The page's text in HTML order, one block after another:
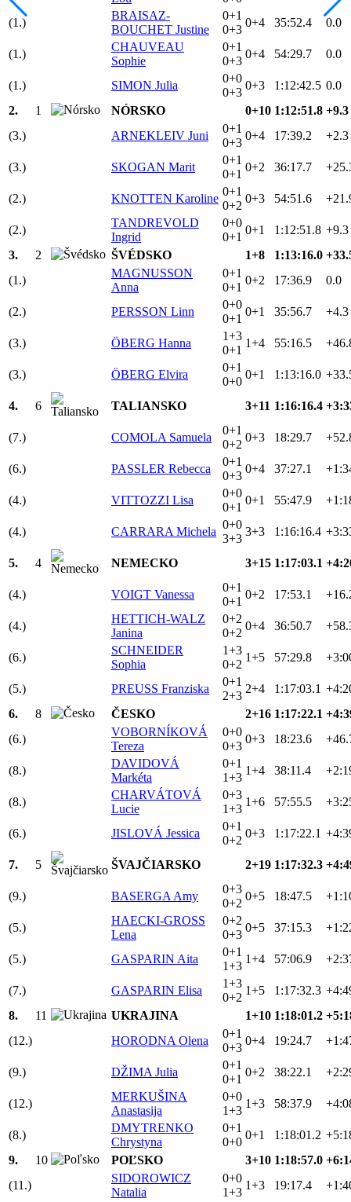
(1.)
BRAISAZ-
BOUCHET Justine
0+1
0+3
0+4 35:52.4 0.0
(1.)
CHAUVEAU
Sophie
0+1
0+3
0+4 54:29.7 0.0
(1.) SIMON Julia
0+0
0+3
0+3 1:12:42.5 0.0
2.
1 NÓRSKO 0+10 1:12:51.8 +9.3
(3.)
ARNEKLEIV Juni
0+1
0+3
0+4 17:39.2 +2.3
(3.) SKOGAN Marit
0+1
0+1
0+2 36:17.7
(2.) KNOTTEN Karoline
0+1
0+2
0+3 54:51.6
(2.)
TANDREVOLD
Ingrid
0+0
0+1
0+1 1:12:51.8 +9.3
3.
2 ŠVÉDSKO 1+8 1:13:16.0
(1.)
MAGNUSSON
Anna
0+1
0+1
0+2 17:36.9 0.0
(2.) PERSSON Linn
0+0
0+1
0+1 35:56.7 +4.3
(3.) ÖBERG Hanna
1+3
0+1
1+4 55:16.5
(3.) ÖBERG Elvira
0+1
0+0
0+1 1:13:16.0
4. 6 TALIANSKO 3+11 1:16:16.4
(7.) COMOLA Samuela
0+1
0+2
0+3 18:29.7
(6.) PASSLER Rebecca
0+1
0+3
0+4 37:27.1
(4.) VITTOZZI Lisa
0+0
0+1
0+1 55:47.9
(4.) CARRARA Michela
0+0
3+3
3+3 1:16:16.4
5. 4 NEMECKO 3+15 1:17:03.1
(4.) VOIGT Vanessa
0+1
0+1
0+2 17:53.1
(4.)
HETTICH-WALZ
Janina
0+2
0+2
0+4 36:50.7
(6.)
SCHNEIDER
Sophia
1+3
0+2
1+5 57:29.8
(5.) PREUSS Franziska
0+1
2+3
2+4 1:17:03.1
6.
8 ČESKO 2+16 1:17:22.1
(6.)
VOBORNÍKOVÁ
Tereza
0+0
0+3
0+3 18:23.6
(8.)
DAVIDOVÁ
Markéta
0+1
1+3
1+4 38:11.4
(8.)
CHARVÁTOVÁ
Lucie
0+3
1+3
1+6 57:55.5
(6.) JISLOVÁ Jessica
0+1
0+2
0+3 1:17:22.1
7. 5 ŠVAJČIARSKO 2+19 1:17:32.3
(9.) BASERGA Amy
0+3
0+2
0+5 18:47.5
(5.)
HAECKI-GROSS
Lena
0+2
0+3
0+5 37:15.3
(5.) GASPARIN Aita
0+1
1+3
1+4 57:06.9
(7.) GASPARIN Elisa
1+3
0+2
1+5 1:17:32.3
8.
11 UKRAJINA 1+10 1:18:01.2
(12.)
HORODNA Olena
0+1
0+3
0+4 19:24.7
(9.) DŽIMA Julia
0+1
0+1
0+2 38:22.1
(12.)
MERKUŠINA
Anastasija
0+0
1+3
1+3 58:37.9
(8.)
DMYTRENKO
Chrystyna
0+1
0+0
0+1 1:18:01.2
9.
10 POĽSKO 3+10 1:18:57.0
(11.)
SIDOROWICZ
Natalia
0+0
1+3
1+3 19:17.4